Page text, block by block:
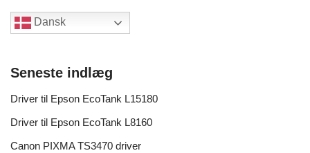
Dansk
Seneste indlæg
Driver til Epson EcoTank L15180
Driver til Epson EcoTank L8160
Canon PIXMA TS3470 driver